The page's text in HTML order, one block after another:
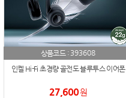
상품코드 : 393608
인켈 Hi-Fi 초경량 골전도 블루투스 이어폰
27,600원